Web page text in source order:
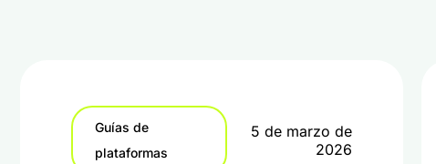
Guías de
plataformas
5 de marzo de
2026